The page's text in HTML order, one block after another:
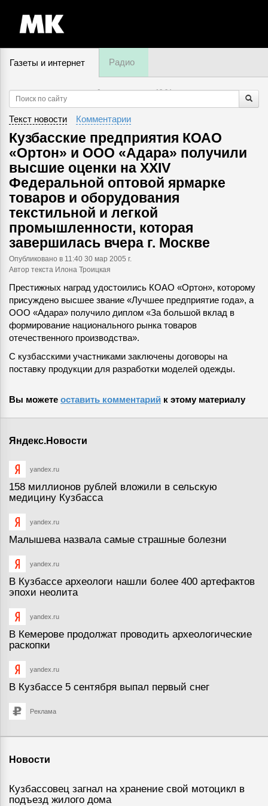
Газеты и интернет Радио
6 августа, четверг,12:04
Текст новости Комментарии
Кузбасские предприятия КОАО
«Ортон» и ООО «Адара» получили
высшие оценки на XXIV
Федеральной оптовой ярмарке
товаров и оборудования
текстильной и легкой
промышленности, которая
завершилась вчера г. Москве
Опубликовано в 11:40 30 мар 2005 г.
Автор текста Илона Троицкая
Престижных наград удостоились КОАО «Ортон», которому
присуждено высшее звание «Лучшее предприятие года», а
ООО «Адара» получило диплом «За большой вклад в
формирование национального рынка товаров
отечественного производства».
С кузбасскими участниками заключены договоры на
поставку продукции для разработки моделей одежды.
Вы можете оставить комментарий к этому материалу
Яндекс.Новости
yandex.ru
158 миллионов рублей вложили в сельскую
медицину Кузбасса
yandex.ru
Малышева назвала самые страшные болезни
yandex.ru
В Кузбассе археологи нашли более 400 артефактов
эпохи неолита
yandex.ru
В Кемерове продолжат проводить археологические
раскопки
yandex.ru
В Кузбассе 5 сентября выпал первый снег
Реклама
Новости
Кузбассовец загнал на хранение свой мотоцикл в
подъезд жилого дома